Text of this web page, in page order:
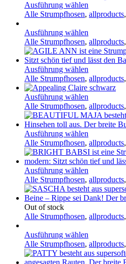
Ausführung wählen
Alle Strumpfhosen, allproducts,
Ausführung wählen
Alle Strumpfhosen, allproducts,
Ausführung wählen
Alle Strumpfhosen, allproducts,
Ausführung wählen
Alle Strumpfhosen, allproducts,
Ausführung wählen
Alle Strumpfhosen, allproducts,
Ausführung wählen
Alle Strumpfhosen, allproducts,
Out of stock
Alle Strumpfhosen, allproducts,
Ausführung wählen
Alle Strumpfhosen, allproducts,